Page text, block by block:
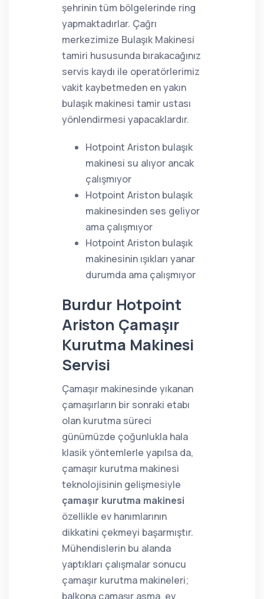
şehrinin tüm bölgelerinde ring
yapmaktadırlar. Çağrı
merkezimize Bulaşık Makinesi
tamiri hususunda bırakacağınız
servis kaydı ile operatörlerimiz
vakit kaybetmeden en yakın
bulaşık makinesi tamir ustası
yönlendirmesi yapacaklardır.
Hotpoint Ariston bulaşık
makinesi su alıyor ancak
çalışmıyor
Hotpoint Ariston bulaşık
makinesinden ses geliyor
ama çalışmıyor
Hotpoint Ariston bulaşık
makinesinin ışıkları yanar
durumda ama çalışmıyor
Burdur Hotpoint
Ariston Çamaşır
Kurutma Makinesi
Servisi
Çamaşır makinesinde yıkanan
çamaşırların bir sonraki etabı
olan kurutma süreci
günümüzde çoğunlukla hala
klasik yöntemlerle yapılsa da,
çamaşır kurutma makinesi
teknolojisinin gelişmesiyle
çamaşır kurutma makinesi
özellikle ev hanımlarının
dikkatini çekmeyi başarmıştır.
Mühendislerin bu alanda
yaptıkları çalışmalar sonucu
çamaşır kurutma makineleri;
balkona çamaşır asma, ev